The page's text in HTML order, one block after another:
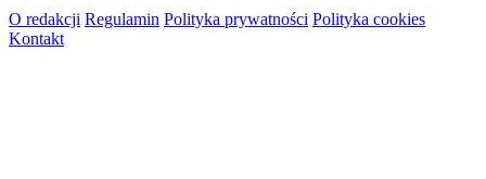
O redakcji Regulamin Polityka prywatności Polityka cookies
Kontakt